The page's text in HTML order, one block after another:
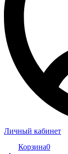
Личный кабинет
Корзина0